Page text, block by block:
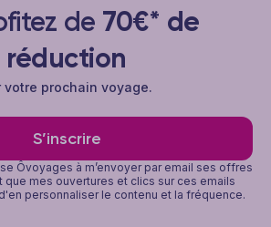
de 70€* de
réduction
votre prochain voyage.
S’inscrire
Ôvoyages à m’envoyer par email ses offres
que mes ouvertures et clics sur ces emails
personnaliser le contenu et la fréquence.